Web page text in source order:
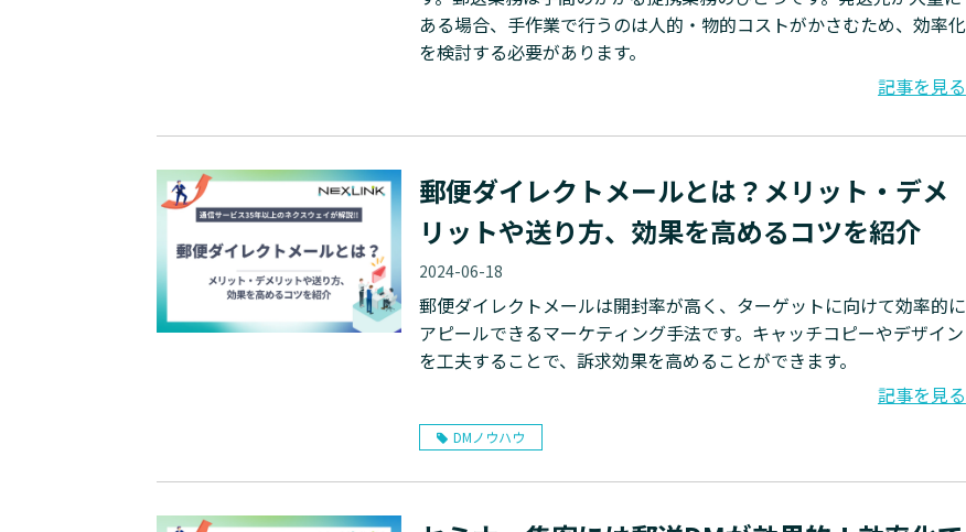
ある場合、手作業で行うのは人的・物的コストがかさむため、効率化
を検討する必要があります。
記事を見る
郵便ダイレクトメールとは？メリット・デメ
リットや送り方、効果を高めるコツを紹介
2024-06-18
郵便ダイレクトメールは開封率が高く、ターゲットに向けて効率的に
アピールできるマーケティング手法です。キャッチコピーやデザイン
を工夫することで、訴求効果を高めることができます。
記事を見る
DMノウハウ